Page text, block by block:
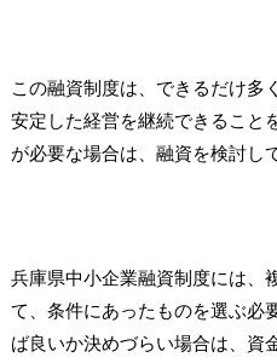
この融資制度は、できるだけ多
安定した経営を継続できること
が必要な場合は、融資を検討し
兵庫県中小企業融資制度には、
て、条件にあったものを選ぶ必
ば良いか決めづらい場合は、資